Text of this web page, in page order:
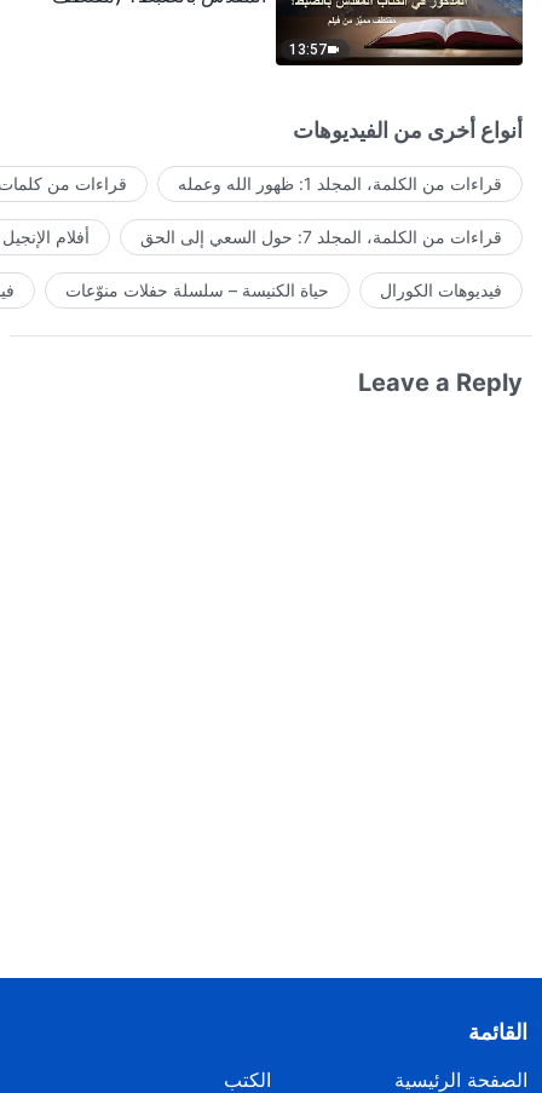
13:57
أنواع أخرى من الفيديوهات
قراءات من الكلمة، المجلد 1: ظهور الله وعمله قراءات من كلمات
قراءات من الكلمة، المجلد 7: حول السعي إلى الحق أفلام الإنجيل
فيديوهات الكورال حياة الكنيسة – سلسلة حفلات منوّعات
Leave a Reply
القائمة
الصفحة الرئيسية
الكتب